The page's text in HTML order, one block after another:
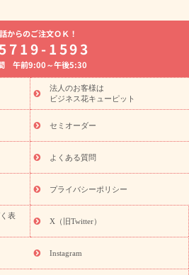
の花特集
誕生日フラワーギフト特集
ウ)
開店・開業祝い
み お供え・お悔やみの花
葬儀に贈る花 胡蝶蘭・花鉢
ベント
ひまわり ギフト・プレゼント
季節のイベント
お盆 花（新
・初盆）
お盆・お供え 花とセットギ
ーブドフラワー
ひまわり ギフト・プ
・お中元・暑中見舞い 花のギフト特集
・プレゼント特集
敬老の日 花のおすすめランキング
敬
レゼント特集
敬老の日 花とセットギ
老の日の花 全てのギフト一覧
キャン
です」キャンペーン
ト 誕生日フラワーギフト特集
誕生
ユリ トルコキキョウ
9月の誕生花(リンドウ)
誕生日セット
からのご注文ＯＫ！
1593
午前9:00～午後5:30
法人のお客様は
ビジネス花キューピット
セミオーダー
よくある質問
プライバシーポリシー
表
X（旧Twitter）
Instagram